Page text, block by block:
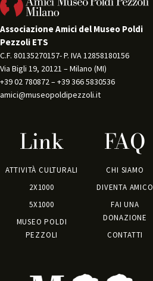
Associazione Amici del Museo Poldi
Pezzoli ETS
C.F. 80135270157- P. IVA 12858180156
Via Bigli 19, 20121 – Milano (MI)
+39 02 780872 – +39 366 5830536
amici@museopoldipezzoli.it
Link
ATTIVITÀ CULTURALI
2X1000
5X1000
MUSEO POLDI
PEZZOLI
FAQ
CHI SIAMO
DIVENTA AMICO
FAI UNA
DONAZIONE
CONTATTI